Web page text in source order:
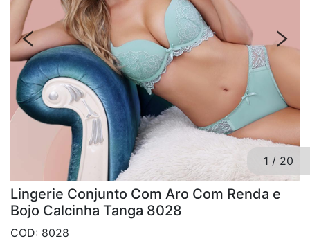
1 / 20
Lingerie Conjunto Com Aro Com Renda e
Bojo Calcinha Tanga 8028
COD: 8028